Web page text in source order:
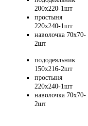
200х220-1шт
простыня
220х240-1шт
наволочка 70х70-
2шт
пододеяльник
150х216-2шт
простыня
220х240-1шт
наволочка 70х70-
2шт